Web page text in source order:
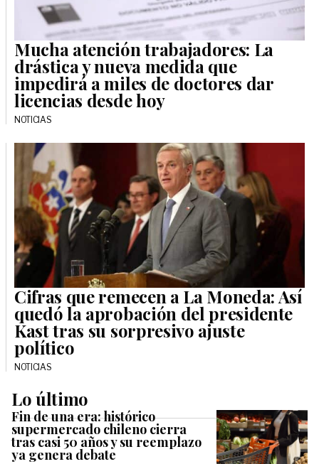
Mucha atención trabajadores: La
drástica y nueva medida que
impedirá a miles de doctores dar
licencias desde hoy
NOTICIAS
Cifras que remecen a La Moneda: Así
quedó la aprobación del presidente
Kast tras su sorpresivo ajuste
político
NOTICIAS
Lo último
Fin de una era: histórico
supermercado chileno cierra
tras casi 50 años y su reemplazo
ya genera debate